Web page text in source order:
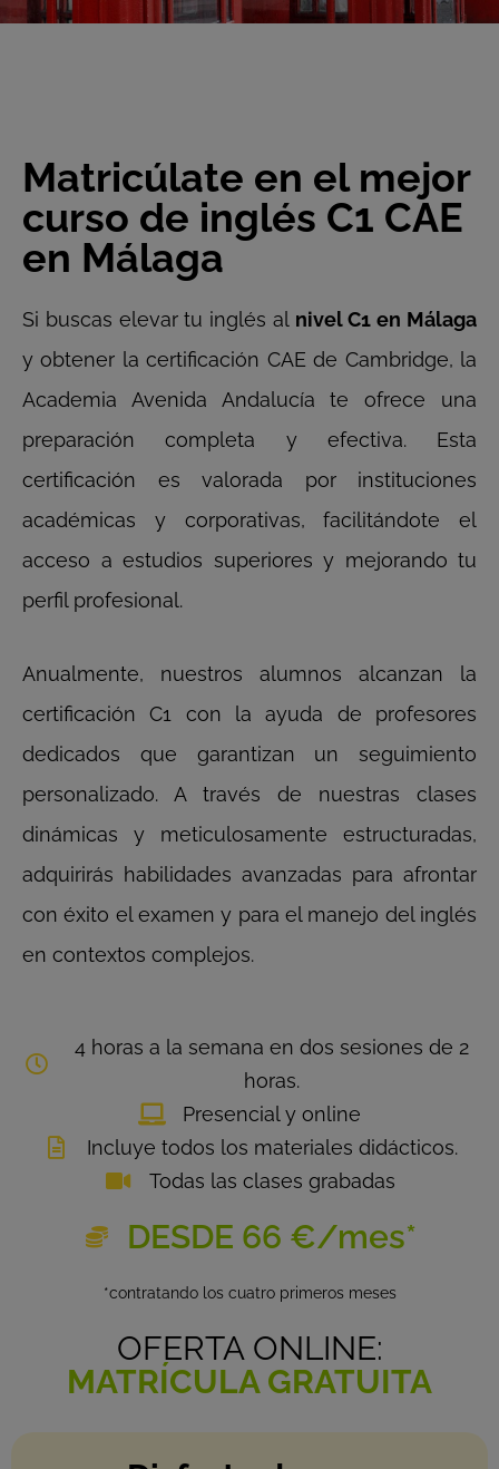
Matricúlate en el mejor
curso de inglés C1 CAE
en Málaga
Si buscas elevar tu inglés al nivel C1 en Málaga
y obtener la certificación CAE de Cambridge, la
Academia Avenida Andalucía te ofrece una
preparación completa y efectiva. Esta
certificación es valorada por instituciones
académicas y corporativas, facilitándote el
acceso a estudios superiores y mejorando tu
perfil profesional.
Anualmente, nuestros alumnos alcanzan la
certificación C1 con la ayuda de profesores
dedicados que garantizan un seguimiento
personalizado. A través de nuestras clases
dinámicas y meticulosamente estructuradas,
adquirirás habilidades avanzadas para afrontar
con éxito el examen y para el manejo del inglés
en contextos complejos.
4 horas a la semana en dos sesiones de 2
horas.
Presencial y online
Incluye todos los materiales didácticos.
Todas las clases grabadas
DESDE 66 €/mes*
*contratando los cuatro primeros meses
OFERTA ONLINE:
MATRÍCULA GRATUITA